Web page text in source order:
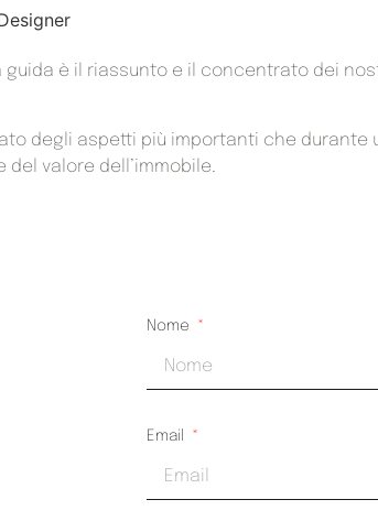
guida è il riassunto e il concentrato dei
degli aspetti più importanti che durante
valore dell’immobile.
Nome
Email